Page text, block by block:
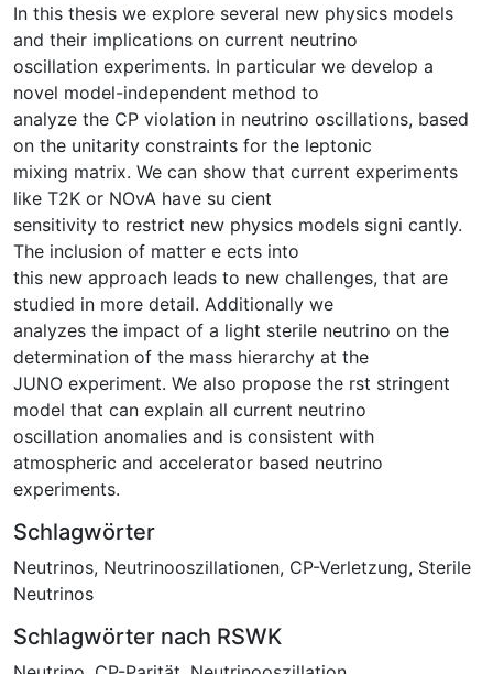
In this thesis we explore several new physics models
and their implications on current neutrino
oscillation experiments. In particular we develop a
novel model-independent method to
analyze the CP violation in neutrino oscillations, based
on the unitarity constraints for the leptonic
mixing matrix. We can show that current experiments
like T2K or NOvA have su cient
sensitivity to restrict new physics models signi cantly.
The inclusion of matter e ects into
this new approach leads to new challenges, that are
studied in more detail. Additionally we
analyzes the impact of a light sterile neutrino on the
determination of the mass hierarchy at the
JUNO experiment. We also propose the rst stringent
model that can explain all current neutrino
oscillation anomalies and is consistent with
atmospheric and accelerator based neutrino
experiments.
Schlagwörter
Neutrinos, Neutrinooszillationen, CP-Verletzung, Sterile
Neutrinos
Schlagwörter nach RSWK